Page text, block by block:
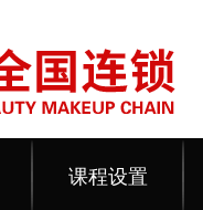
课程设置